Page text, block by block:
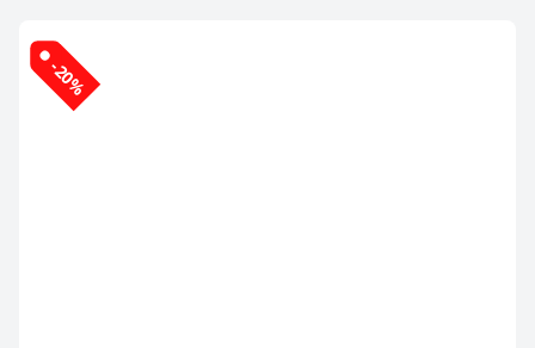
-20%